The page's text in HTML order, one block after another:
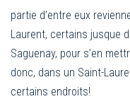
partie d’entre eux
Laurent, certains jusque
Saguenay, pour s’en
donc, dans un Saint-
certains endroits!